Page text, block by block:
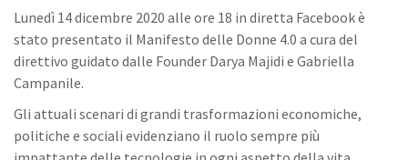
Lunedì 14 dicembre 2020 alle ore 18 in diretta Facebook è
stato presentato il Manifesto delle Donne 4.0 a cura del
direttivo guidato dalle Founder Darya Majidi e Gabriella
Campanile.
Gli attuali scenari di grandi trasformazioni economiche,
politiche e sociali evidenziano il ruolo sempre più